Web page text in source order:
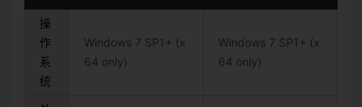
操
作
系
统
Windows 7 SP1+ (x
64 only)
Windows 7 SP1+ (x
64 only)